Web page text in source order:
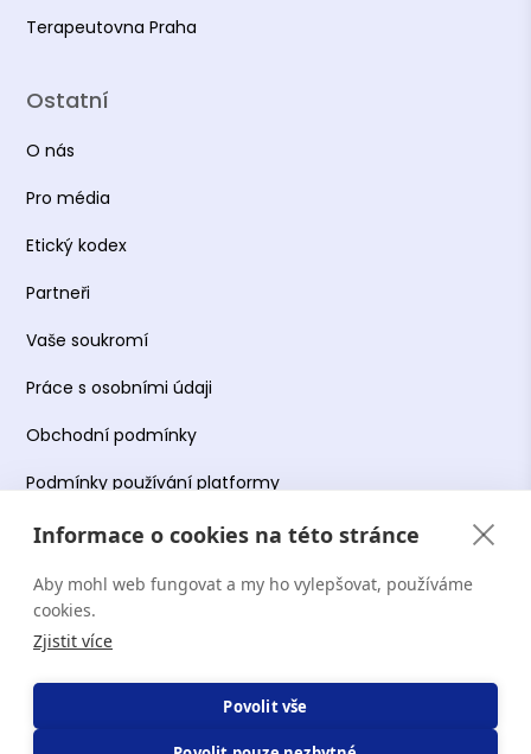
Informace o cookies na této stránce
Aby mohl web fungovat a my ho vylepšovat, používáme
cookies.
Zjistit více
Povolit vše
Terapeutovna Praha
Ostatní
O nás
Pro média
Etický kodex
Partneři
Vaše soukromí
Práce s osobními údaji
Obchodní podmínky
Podmínky používání platformy
Copyright Terapie CZ s.r.o. 2026. Všechna práva
vyhrazena. Web provozuje Terapie CZ s.r.o. IČO: